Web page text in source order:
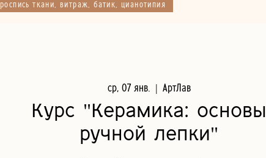
роспись ткани, витраж, батик, цианотипия
ср, 07 янв. АртЛав
Курс "Керамика: основы
ручной лепки"